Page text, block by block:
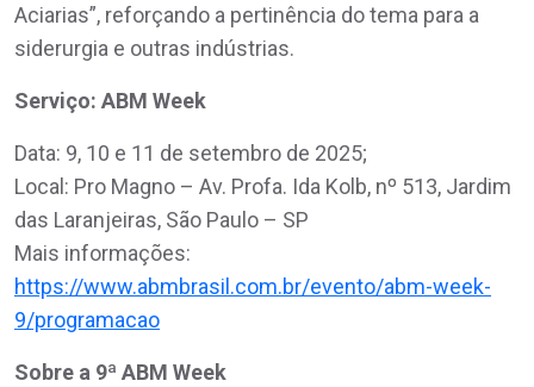
Aciarias”, reforçando a pertinência do tema para a
siderurgia e outras indústrias.
Serviço: ABM Week
Data: 9, 10 e 11 de setembro de 2025;
Local: Pro Magno – Av. Profa. Ida Kolb, nº 513, Jardim
das Laranjeiras, São Paulo – SP
Mais informações:
https://www.abmbrasil.com.br/evento/abm-week-
9/programacao
Sobre a 9ª ABM Week